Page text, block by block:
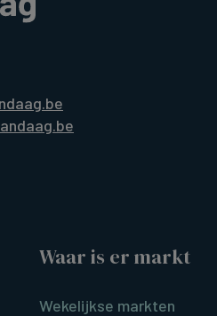
Waar is er markt
Wekelijkse markten